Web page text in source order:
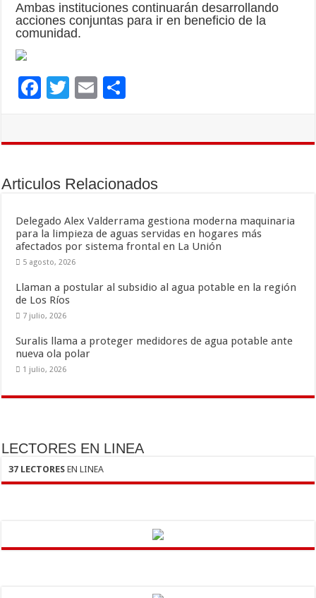
Ambas instituciones continuarán desarrollando
acciones conjuntas para ir en beneficio de la
comunidad.
F
o
k
T
E
ar
r
Articulos Relacionados
Delegado Alex Valderrama gestiona moderna maquinaria
para la limpieza de aguas servidas en hogares más
afectados por sistema frontal en La Unión
5 agosto, 2026
Llaman a postular al subsidio al agua potable en la región
de Los Ríos
7 julio, 2026
Suralis llama a proteger medidores de agua potable ante
nueva ola polar
1 julio, 2026
LECTORES EN LINEA
37 LECTORES EN LINEA